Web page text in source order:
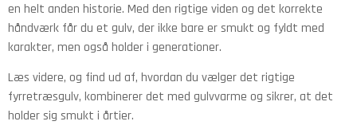
en helt anden historie. Med den rigtige viden og det korrekte
håndværk får du et gulv, der ikke bare er smukt og fyldt med
karakter, men også holder i generationer.
Læs videre, og find ud af, hvordan du vælger det rigtige
fyrretræsgulv, kombinerer det med gulvvarme og sikrer, at det
holder sig smukt i årtier.